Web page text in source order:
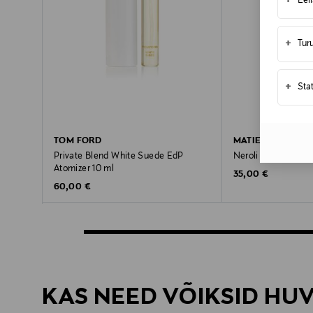
+
+
TOM FORD
Private Blend White Suede EdP
Atomizer 10 ml
Original Price
60,00 €
MATIERE
Neroli Oranger
Original Price
35,00 €
KAS NEED VÕIKSID